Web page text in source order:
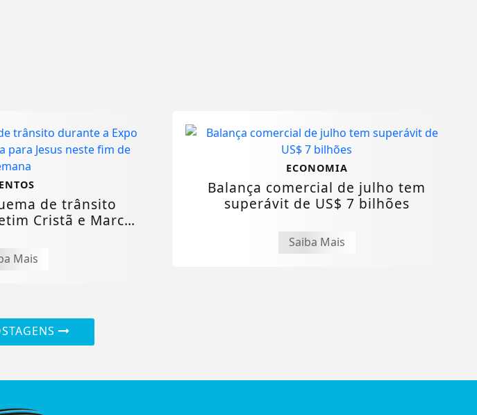
de trânsito
Cristã e Marcha
Mais
ECONOMIA
Balança comercial de julho tem
superávit de US$ 7 bilhões
Saiba Mais